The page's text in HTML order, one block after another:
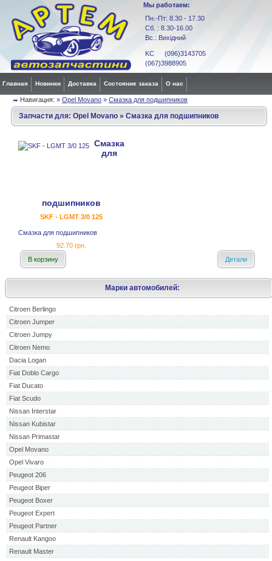
Мы работаем:
Пн.-Пт: 8.30 - 17.30
Сб. : 8.30-16.00
Вс.: Вихідний
KC (096)3143705
(067)3988905
Главная Новинки Доставка Состояние заказа О нас
Навигация: » Opel Movano » Смазка для подшипников
Марки автомобилей:
Citroen Berlingo
Citroen Jumper
Citroen Jumpy
Citroen Nemo
Dacia Logan
Fiat Doblo Cargo
Fiat Ducato
Fiat Scudo
Nissan Interstar
Nissan Kubistar
Nissan Primastar
Opel Movano
Opel Vivaro
Peugeot 206
Peugeot Biper
Peugeot Boxer
Peugeot Expert
Peugeot Partner
Renault Kangoo
Renault Master
Запчасти для: Opel Movano » Смазка для подшипников
Смазка
для
подшипников
SKF - LGMT 3/0 125
Смазка для подшипников
92.70 грн.
В корзину
Детали